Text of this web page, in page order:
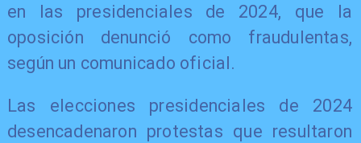
en las presidenciales de 2024, que la
oposición denunció como fraudulentas,
según un comunicado oficial.
Las elecciones presidenciales de 2024
desencadenaron protestas que resultaron